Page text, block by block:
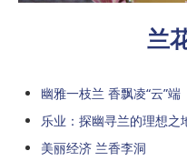
兰
幽雅一枝兰 香飘凌“云”端
乐业：探幽寻兰的理想之
美丽经济 兰香李洞